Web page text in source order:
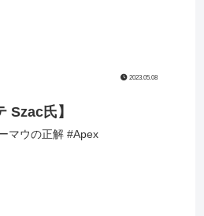
2023.05.08
Szac氏】
マウの正解 #Apex